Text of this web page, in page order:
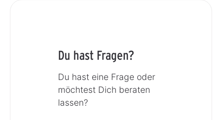
Du hast Fragen?
Du hast eine Frage oder
möchtest Dich beraten
lassen?